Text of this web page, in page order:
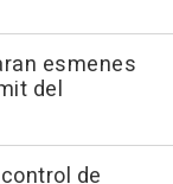
esmenes
del
de